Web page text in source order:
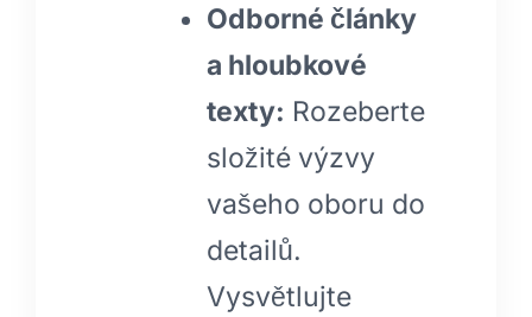
Odborné články
a hloubkové
texty: Rozeberte
složité výzvy
vašeho oboru do
detailů.
Vysvětlujte